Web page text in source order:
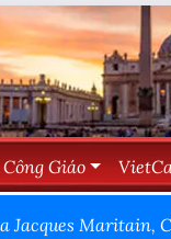
Giáo
Jacques Maritain,